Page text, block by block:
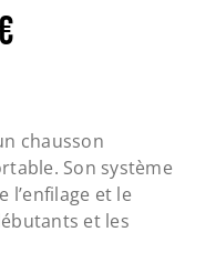
chausson
Son système
l’enfilage et le
et les